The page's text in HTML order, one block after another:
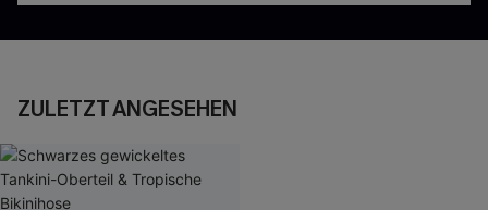
ZULETZT ANGESEHEN